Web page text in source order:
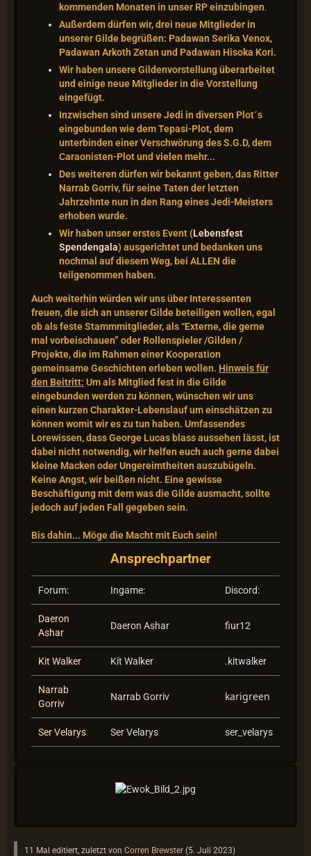
kommenden Monaten in unser RP einzubingen.
Außerdem dürfen wir, drei neue Mitglieder in
unserer Gilde begrüßen: Padawan Serika Venox,
Padawan Arkoth Zetan und Padawan Hisoka Kori.
Wir haben unsere Gildenvorstellung überarbeitet
und einige neue Mitglieder in die Vorstellung
eingefügt.
Inzwischen sind unsere Jedi in diversen Plot´s
eingebunden wie dem Tepasi-Plot, dem
unterbinden einer Verschwörung des S.G.D, dem
Caraonisten-Plot und vielen mehr...
Des weiteren dürfen wir bekannt geben, das Ritter
Narrab Gorriv, für seine Taten der letzten
Jahrzehnte nun in den Rang eines Jedi-Meisters
erhoben wurde.
Wir haben unser erstes Event (Lebensfest
Spendengala) ausgerichtet und bedanken uns
nochmal auf diesem Weg, bei ALLEN die
teilgenommen haben.
Auch weiterhin würden wir uns über Interessenten
freuen, die sich an unserer Gilde beteiligen wollen, egal
ob als feste Stammmitglieder, als “Externe, die gerne
mal vorbeischauen” oder Rollenspieler /Gilden /
Projekte, die im Rahmen einer Kooperation
gemeinsame Geschichten erleben wollen. Hinweis für
den Beitritt: Um als Mitglied fest in die Gilde
eingebunden werden zu können, wünschen wir uns
einen kurzen Charakter-Lebenslauf um einschätzen zu
können womit wir es zu tun haben. Umfassendes
Lorewissen, dass George Lucas blass aussehen lässt, ist
dabei nicht notwendig, wir helfen euch auch gerne dabei
kleine Macken oder Ungereimtheiten auszubügeln.
Keine Angst, wir beißen nicht. Eine gewisse
Beschäftigung mit dem was die Gilde ausmacht, sollte
jedoch auf jeden Fall gegeben sein.
Bis dahin... Möge die Macht mit Euch sein!
Ansprechpartner
Forum: Ingame: Discord:
Daeron
Ashar
Daeron Ashar fiur12
Kit Walker Kít Walker .kitwalker
Narrab
Gorriv
Narrab Gorriv karigreen
Ser Velarys Ser Velarys ser_velarys
11 Mal editiert, zuletzt von Corren Brewster (5. Juli 2023)